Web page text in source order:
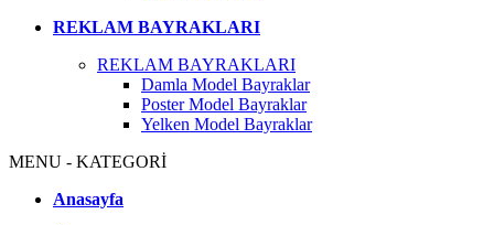
REKLAM BAYRAKLARI
REKLAM BAYRAKLARI
Damla Model Bayraklar
Poster Model Bayraklar
Yelken Model Bayraklar
MENU - KATEGORİ
Anasayfa